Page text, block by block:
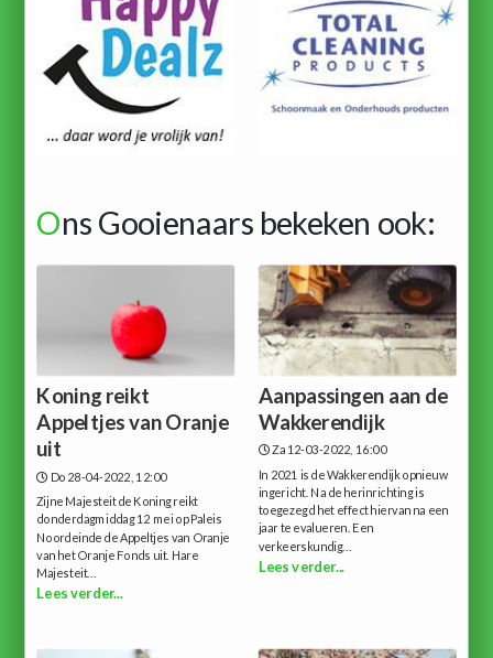
Ons Gooienaars bekeken ook:
Koning reikt
Appeltjes van Oranje
uit
Do 28-04-2022, 12:00
Zijne Majesteit de Koning reikt
donderdagmiddag 12 mei op Paleis
Noordeinde de Appeltjes van Oranje
van het Oranje Fonds uit. Hare
Majesteit...
Lees verder...
Aanpassingen aan de
Wakkerendijk
Za 12-03-2022, 16:00
In 2021 is de Wakkerendijk opnieuw
ingericht. Na de herinrichting is
toegezegd het effect hiervan na een
jaar te evalueren. Een
verkeerskundig...
Lees verder...